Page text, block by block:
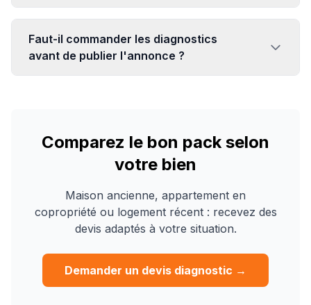
Faut-il commander les diagnostics
avant de publier l'annonce ?
Comparez le bon pack selon
votre bien
Maison ancienne, appartement en
copropriété ou logement récent : recevez des
devis adaptés à votre situation.
Demander un devis diagnostic →